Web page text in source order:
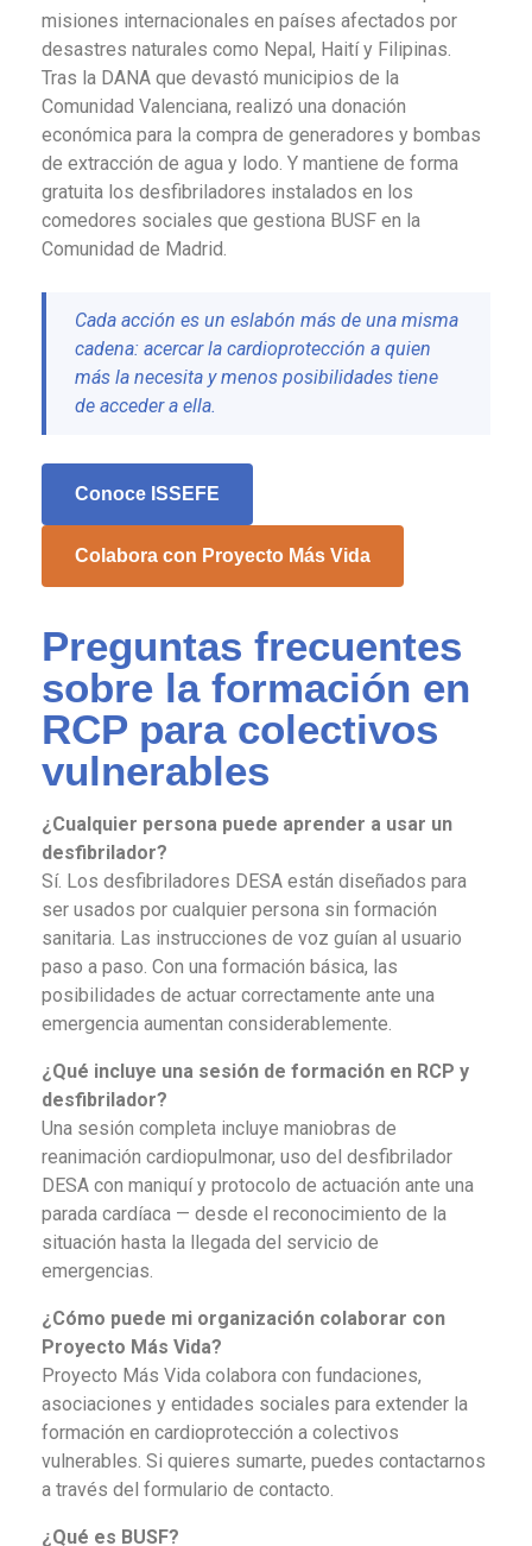
misiones internacionales en países afectados por
desastres naturales como Nepal, Haití y Filipinas.
Tras la DANA que devastó municipios de la
Comunidad Valenciana, realizó una donación
económica para la compra de generadores y bombas
de extracción de agua y lodo. Y mantiene de forma
gratuita los desfibriladores instalados en los
comedores sociales que gestiona BUSF en la
Comunidad de Madrid.
Cada acción es un eslabón más de una misma
cadena: acercar la cardioprotección a quien
más la necesita y menos posibilidades tiene
de acceder a ella.
Conoce ISSEFE
Colabora con Proyecto Más Vida
Preguntas frecuentes
sobre la formación en
RCP para colectivos
vulnerables
¿Cualquier persona puede aprender a usar un
desfibrilador?
Sí. Los desfibriladores DESA están diseñados para
ser usados por cualquier persona sin formación
sanitaria. Las instrucciones de voz guían al usuario
paso a paso. Con una formación básica, las
posibilidades de actuar correctamente ante una
emergencia aumentan considerablemente.
¿Qué incluye una sesión de formación en RCP y
desfibrilador?
Una sesión completa incluye maniobras de
reanimación cardiopulmonar, uso del desfibrilador
DESA con maniquí y protocolo de actuación ante una
parada cardíaca — desde el reconocimiento de la
situación hasta la llegada del servicio de
emergencias.
¿Cómo puede mi organización colaborar con
Proyecto Más Vida?
Proyecto Más Vida colabora con fundaciones,
asociaciones y entidades sociales para extender la
formación en cardioprotección a colectivos
vulnerables. Si quieres sumarte, puedes contactarnos
a través del formulario de contacto.
¿Qué es BUSF?